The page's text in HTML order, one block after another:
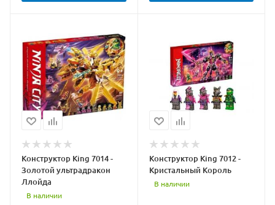
Конструктор King 7014 -
Золотой ультрадракон
Ллойда
В наличии
Конструктор King 7012 -
Кристальный Король
В наличии